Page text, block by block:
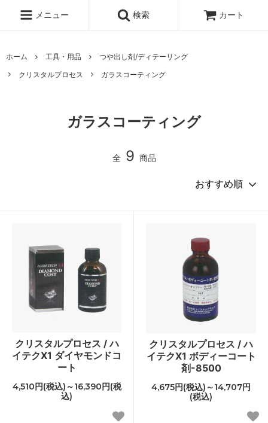
メニュー 検索 カート
ホーム 工具・用品
つや出し剤/ディテーリング
クリスタルプロセス
ガラスコーティング
ガラスコーティング
全 9 商品
クリスタルプロセス / ハ
イテクX1 ダイヤモンドコ
ート
4,510円(税込)～16,390円(税
込)
クリスタルプロセス / ハ
イテクX1 ボディーコート
剤-8500
4,675円(税込)～14,707円
(税込)